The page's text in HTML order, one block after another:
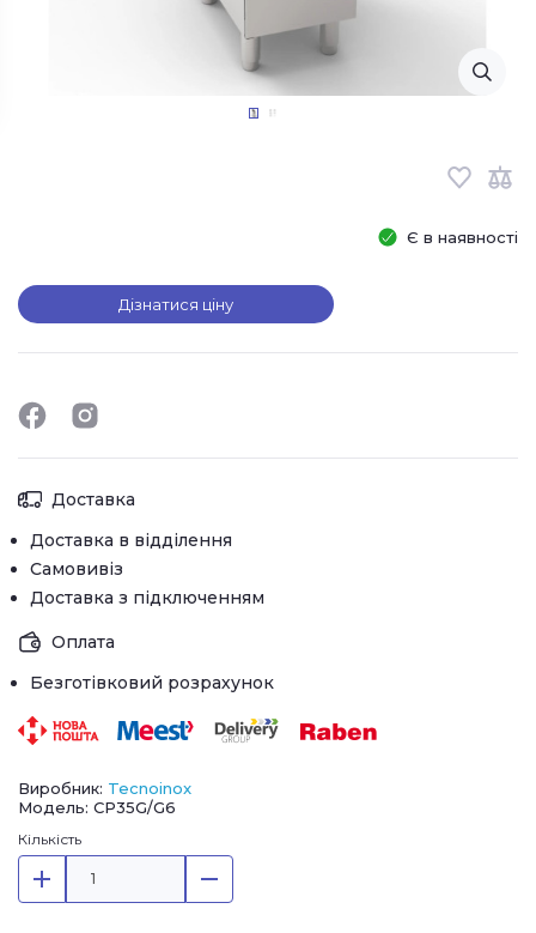
Є в наявності
Дізнатися ціну
Доставка
Доставка в відділення
Самовивіз
Доставка з підключенням
Оплата
Безготівковий розрахунок
Виробник: Tecnoinox
Модель: CP35G/G6
Кількість